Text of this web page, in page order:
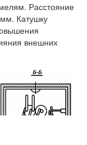
Расстояние
Катушку
внешних